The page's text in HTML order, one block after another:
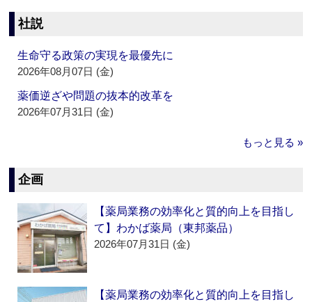
社説
生命守る政策の実現を最優先に
2026年08月07日 (金)
薬価逆ざや問題の抜本的改革を
2026年07月31日 (金)
もっと見る »
企画
【薬局業務の効率化と質的向上を目指し
て】わかば薬局（東邦薬品）
2026年07月31日 (金)
【薬局業務の効率化と質的向上を目指し